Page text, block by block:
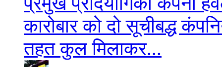
कारोबार को दो सूचीबद्ध
तहत कुल मिलाकर...